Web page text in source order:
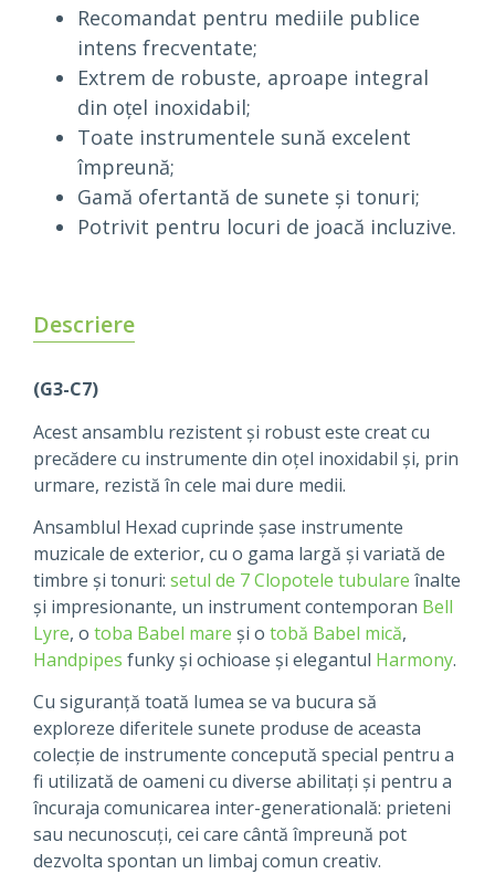
Recomandat pentru mediile publice
intens frecventate;
Extrem de robuste, aproape integral
din oțel inoxidabil;
Toate instrumentele sună excelent
împreună;
Gamă ofertantă de sunete și tonuri;
Potrivit pentru locuri de joacă incluzive.
Descriere
(G3-C7)
Acest ansamblu rezistent și robust este creat cu
precădere cu instrumente din oțel inoxidabil și, prin
urmare, rezistă în cele mai dure medii.
Ansamblul Hexad cuprinde șase instrumente
muzicale de exterior, cu o gama largă și variată de
timbre și tonuri: setul de 7 Clopotele tubulare înalte
și impresionante, un instrument contemporan Bell
Lyre, o toba Babel mare și o tobă Babel mică,
Handpipes funky și ochioase și elegantul Harmony.
Cu siguranță toată lumea se va bucura să
exploreze diferitele sunete produse de aceasta
colecție de instrumente concepută special pentru a
fi utilizată de oameni cu diverse abilitați și pentru a
încuraja comunicarea inter-generatională: prieteni
sau necunoscuți, cei care cântă împreună pot
dezvolta spontan un limbaj comun creativ.